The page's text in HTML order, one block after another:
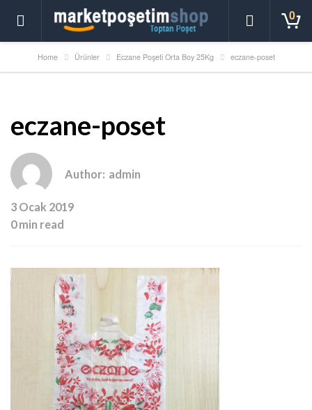
0
Home Ürünler Eczane Poşeti Orta Boy 25Kg eczane-poset
eczane-poset
Author: admin
3 Ocak 2019
0 min read